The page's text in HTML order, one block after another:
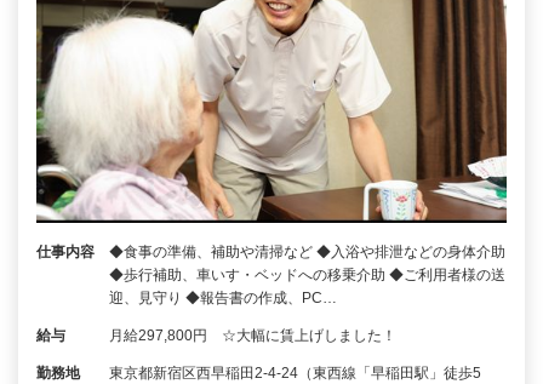
仕事内容
◆食事の準備、補助や清掃など ◆入浴や排泄などの身体介助
◆歩行補助、車いす・ベッドへの移乗介助 ◆ご利用者様の送
迎、見守り ◆報告書の作成、PC…
給与 月給297,800円 ☆大幅に賃上げしました！
勤務地
東京都新宿区西早稲田2-4-24（東西線「早稲田駅」徒歩5